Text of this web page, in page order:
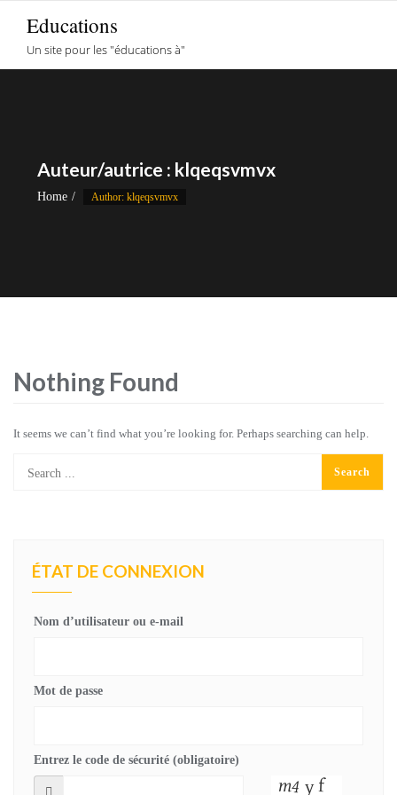
content
Educations
Un site pour les "éducations à"
Auteur/autrice : klqeqsvmvx
Home Author: klqeqsvmvx
Nothing Found
It seems we can’t find what you’re looking for. Perhaps searching can help.
ÉTAT DE CONNEXION
Nom d’utilisateur ou e-mail
Mot de passe
Entrez le code de sécurité (obligatoire)